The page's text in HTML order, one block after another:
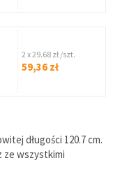
2 x 29.68 zł /szt.
59,36 zł
długości 120.7 cm.
ze wszystkimi